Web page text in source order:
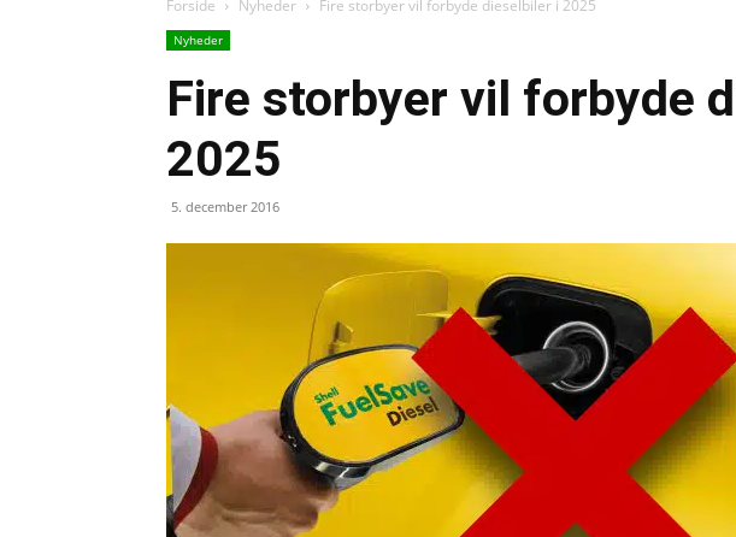
Forside Nyheder Fire storbyer vil forbyde dieselbiler i 2025
Nyheder
Fire storbyer vil forbyde
2025
5. december 2016